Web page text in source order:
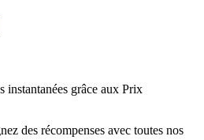
instantanées grâce aux Prix
des récompenses avec toutes nos